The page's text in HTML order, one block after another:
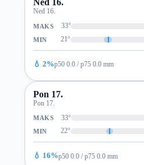
Ned 16.
Ned 16.
MAKS 33°
MIN 21°
💧 2%p50 0.0 / p75 0.0 mm
Pon 17.
Pon 17.
MAKS 33°
MIN 22°
💧 16%p50 0.0 / p75 0.0 mm